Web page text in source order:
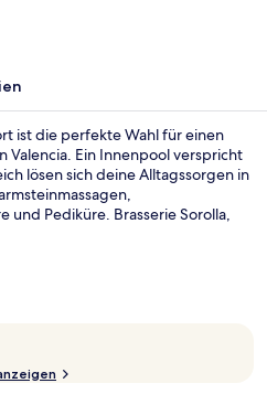
ist die perfekte Wahl für einen
Valencia. Ein Innenpool verspricht
lösen sich deine Alltagssorgen in
und Pediküre. Brasserie Sorolla,
geöffnet. Weitere
eine Poolbar und
dieses Hotel im luxuriösen Stil.
hilfsbereite Personal und die Lage